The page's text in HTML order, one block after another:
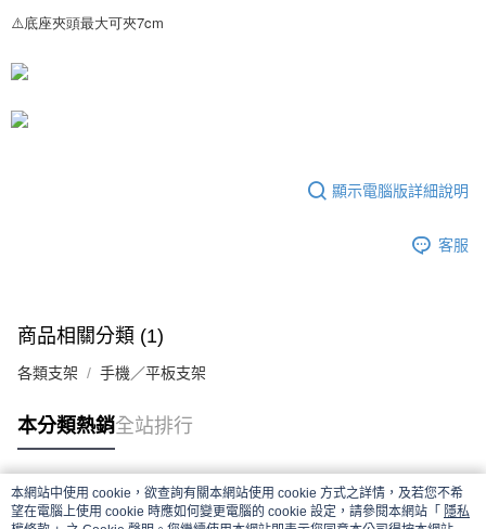
⚠️底座夾頭最大可夾7cm
顯示電腦版詳細說明
客服
商品相關分類 (1)
各類支架 手機／平板支架
本分類熱銷全站排行
熱門標籤
本網站中使用 cookie，欲查詢有關本網站使用 cookie 方式之詳情，及若您不希
望在電腦上使用 cookie 時應如何變更電腦的 cookie 設定，請參閱本網站「 隱私